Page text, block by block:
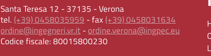
Santa Teresa 12 - 37135 - Verona
tel. (+39) 0458035959 - fax (+39) 0458031634
ordine@ingegneri.vr.it-ordine.verona@ingpec.eu
Codice fiscale:80015800230